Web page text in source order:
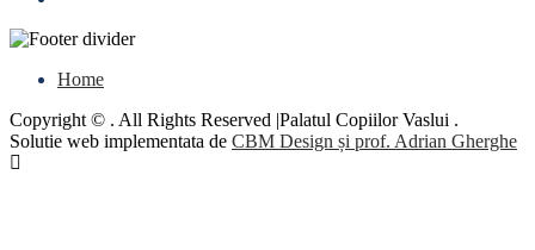
Home
Copyright © . All Rights Reserved |Palatul Copiilor Vaslui .
Solutie web implementata de CBM Design și prof. Adrian Gherghe